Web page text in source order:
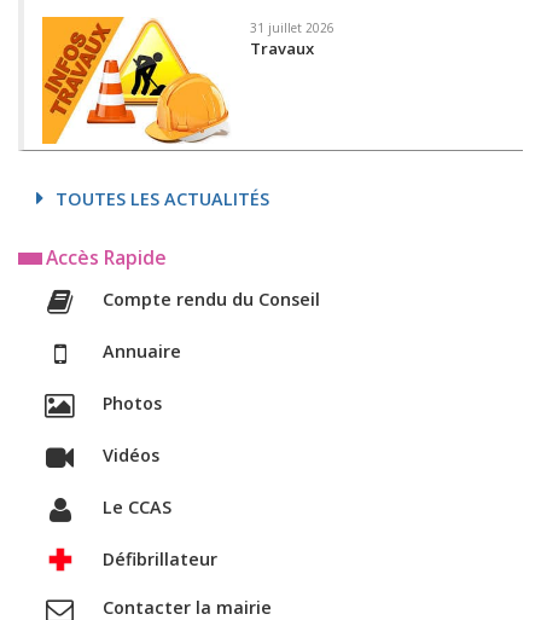
31 juillet 2026
Travaux
TOUTES LES ACTUALITÉS
Accès Rapide
Compte rendu du Conseil
Annuaire
Photos
Vidéos
Le CCAS
Défibrillateur
Contacter la mairie